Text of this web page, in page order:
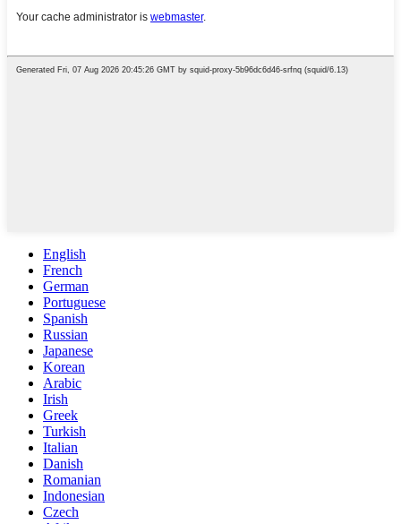
English
French
German
Portuguese
Spanish
Russian
Japanese
Korean
Arabic
Irish
Greek
Turkish
Italian
Danish
Romanian
Indonesian
Czech